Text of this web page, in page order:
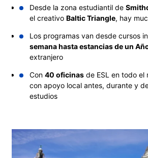
Desde la zona estudiantil de
el creativo Baltic Triangle, hay
Los programas van desde cursos
semana hasta estancias de un
extranjero
Con 40 oficinas de ESL en todo el
con apoyo local antes, durante y
estudios